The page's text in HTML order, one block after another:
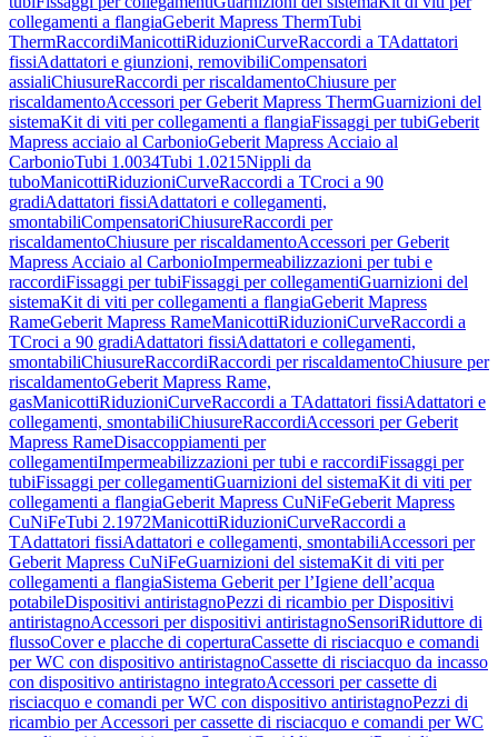
collegamenti a flangiaGeberit Mapress ThermTubi
ThermRaccordiManicottiRiduzioniCurveRaccordi a TAdattatori
fissiAdattatori e giunzioni, removibiliCompensatori
assialiChiusureRaccordi per riscaldamentoChiusure per
riscaldamentoAccessori per Geberit Mapress ThermGuarnizioni del
sistemaKit di viti per collegamenti a flangiaFissaggi per tubiGeberit
Mapress acciaio al CarbonioGeberit Mapress Acciaio al
CarbonioTubi 1.0034Tubi 1.0215Nippli da
tuboManicottiRiduzioniCurveRaccordi a TCroci a 90
gradiAdattatori fissiAdattatori e collegamenti,
smontabiliCompensatoriChiusureRaccordi per
riscaldamentoChiusure per riscaldamentoAccessori per Geberit
Mapress Acciaio al CarbonioImpermeabilizzazioni per tubi e
raccordiFissaggi per tubiFissaggi per collegamentiGuarnizioni del
sistemaKit di viti per collegamenti a flangiaGeberit Mapress
RameGeberit Mapress RameManicottiRiduzioniCurveRaccordi a
TCroci a 90 gradiAdattatori fissiAdattatori e collegamenti,
smontabiliChiusureRaccordiRaccordi per riscaldamentoChiusure per
riscaldamentoGeberit Mapress Rame,
gasManicottiRiduzioniCurveRaccordi a TAdattatori fissiAdattatori e
collegamenti, smontabiliChiusureRaccordiAccessori per Geberit
Mapress RameDisaccoppiamenti per
collegamentiImpermeabilizzazioni per tubi e raccordiFissaggi per
tubiFissaggi per collegamentiGuarnizioni del sistemaKit di viti per
collegamenti a flangiaGeberit Mapress CuNiFeGeberit Mapress
CuNiFeTubi 2.1972ManicottiRiduzioniCurveRaccordi a
TAdattatori fissiAdattatori e collegamenti, smontabiliAccessori per
Geberit Mapress CuNiFeGuarnizioni del sistemaKit di viti per
collegamenti a flangiaSistema Geberit per l’Igiene dell’acqua
potabileDispositivi antiristagnoPezzi di ricambio per Dispositivi
antiristagnoAccessori per dispositivi antiristagnoSensoriRiduttore di
flussoCover e placche di coperturaCassette di risciacquo e comandi
per WC con dispositivo antiristagnoCassette di risciacquo da incasso
con dispositivo antiristagno integratoAccessori per cassette di
risciacquo e comandi per WC con dispositivo antiristagnoPezzi di
ricambio per Accessori per cassette di risciacquo e comandi per WC